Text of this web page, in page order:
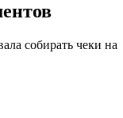
собирать чеки на